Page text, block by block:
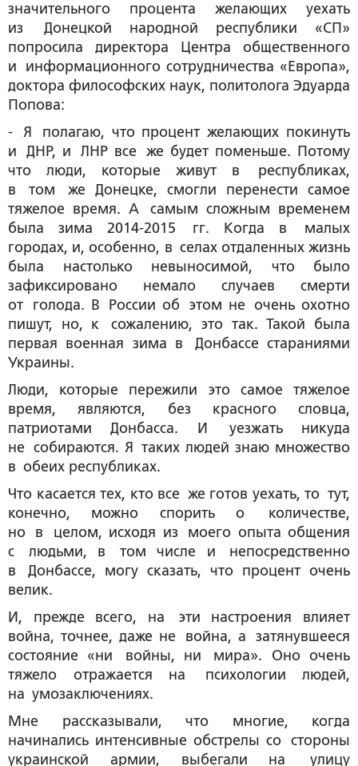
значительного процента желающих уехать
из Донецкой народной республики «СП»
попросила директора Центра общественного
и информационного сотрудничества «Европа»,
доктора философских наук, политолога Эдуарда
Попова:
- Я полагаю, что процент желающих покинуть
и ДНР, и ЛНР все же будет поменьше. Потому
что люди, которые живут в республиках,
в том же Донецке, смогли перенести самое
тяжелое время. А самым сложным временем
была зима 2014-2015 гг. Когда в малых
городах, и, особенно, в селах отдаленных жизнь
была настолько невыносимой, что было
зафиксировано немало случаев смерти
от голода. В России об этом не очень охотно
пишут, но, к сожалению, это так. Такой была
первая военная зима в Донбассе стараниями
Украины.
Люди, которые пережили это самое тяжелое
время, являются, без красного словца,
патриотами Донбасса. И уезжать никуда
не собираются. Я таких людей знаю множество
в обеих республиках.
Что касается тех, кто все же готов уехать, то тут,
конечно, можно спорить о количестве,
но в целом, исходя из моего опыта общения
с людьми, в том числе и непосредственно
в Донбассе, могу сказать, что процент очень
велик.
И, прежде всего, на эти настроения влияет
война, точнее, даже не война, а затянувшееся
состояние «ни войны, ни мира». Оно очень
тяжело отражается на психологии людей,
на умозаключениях.
Мне рассказывали, что многие, когда
начинались интенсивные обстрелы со стороны
украинской армии, выбегали на улицу